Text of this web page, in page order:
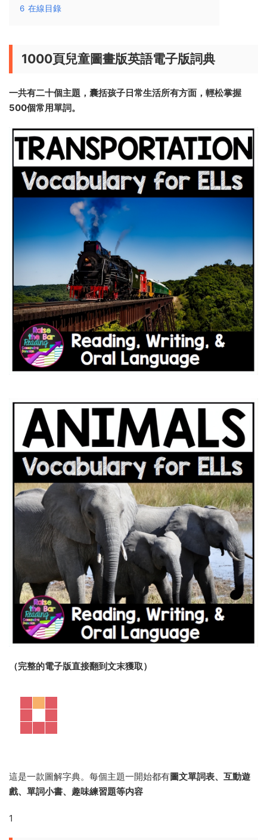
6 在線目錄
1000頁兒童圖畫版英語電子版詞典
一共有二十個主題，囊括孩子日常生活所有方面，輕松掌握
500個常用單詞。
（完整的電子版直接翻到文末獲取）
這是一款圖解字典。每個主題一開始都有圖文單詞表、互動遊
戲、單詞小書、趣味練習題等内容
1